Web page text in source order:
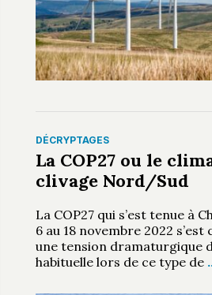
DÉCRYPTAGES
La COP27 ou le
clivage Nord/Sud
La COP27 qui s’est tenue à
6 au 18 novembre 2022 s’est
une tension dramaturgique
habituelle lors de ce type de